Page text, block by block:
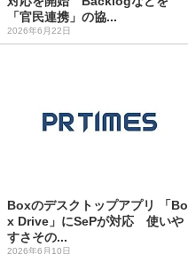
「官民連携」の協...
2026年6月22日
Boxのデスクトップアプリ 「Bo
x Drive」にSePが対応 使いや
すさその...
2026年6月10日